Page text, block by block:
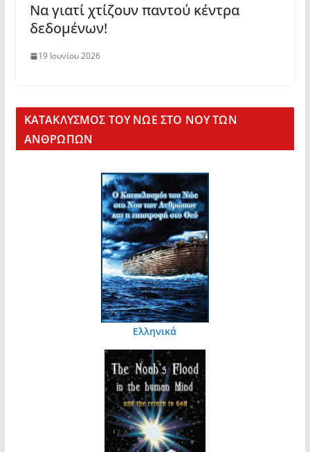
Να γιατί χτίζουν παντού κέντρα
δεδομένων!
19 Ιουνίου 2026
KΑΤΑΚΛΥΣΜΟΣ ΤΟΥ ΝΩΕ ΣΤΟ ΝΟΥ ΤΩΝ
ΑΝΘΡΩΠΩΝ
Ελληνικά